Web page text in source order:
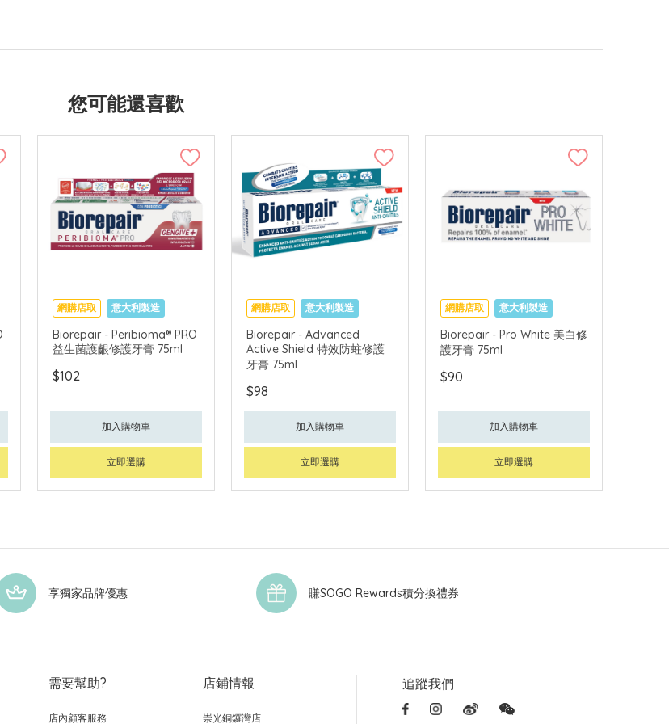
您可能還喜歡
網購店取 意大利製造
Biorepair - Peribioma® PRO
益生菌護齦修護牙膏 75ml
$102
加入購物車
立即選購
網購店取 意大利製造
Biorepair - Advanced
Active Shield 特效防蛀修護
牙膏 75ml
$98
加入購物車
立即選購
網購店取 意大利製造
Biorepair - Pro White 美白修
護牙膏 75ml
$90
加入購物車
立即選購
享獨家品牌優惠 賺SOGO Rewards積分換禮券
需要幫助?
店內顧客服務
店鋪情報
崇光銅鑼灣店
追蹤我們